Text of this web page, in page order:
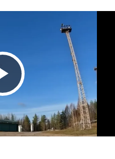
Video